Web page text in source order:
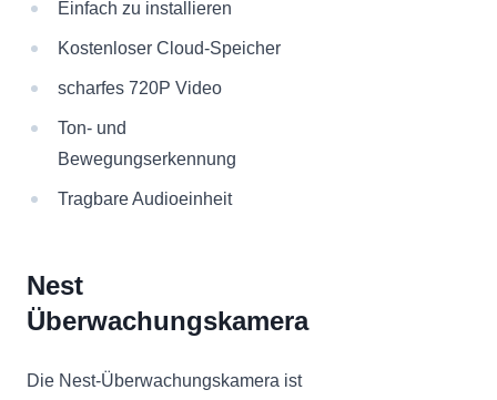
Einfach zu installieren
Kostenloser Cloud-Speicher
scharfes 720P Video
Ton- und
Bewegungserkennung
Tragbare Audioeinheit
Nest
Überwachungskamera
Die Nest-Überwachungskamera ist